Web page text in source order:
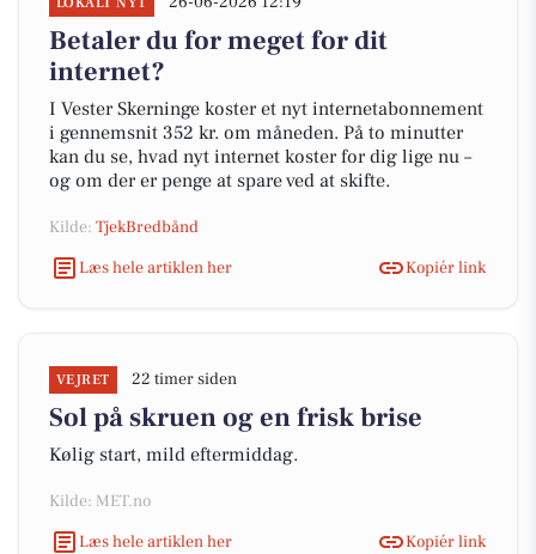
Betaler du for meget for dit
internet?
I Vester Skerninge koster et nyt internetabonnement
i gennemsnit 352 kr. om måneden. På to minutter
kan du se, hvad nyt internet koster for dig lige nu –
og om der er penge at spare ved at skifte.
Kilde: TjekBredbånd
Læs hele artiklen her
Kopiér link
VEJRET 22 timer siden
Sol på skruen og en frisk brise
Kølig start, mild eftermiddag.
Kilde: MET.no
Læs hele artiklen her
Kopiér link